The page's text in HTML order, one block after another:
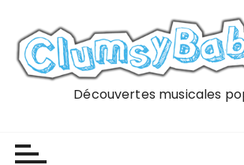
Découvertes musicales